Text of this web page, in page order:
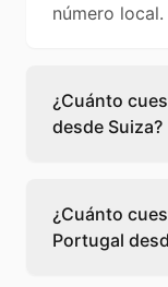
número local.
¿Cuánto
desde Suiza?
cuesta 0,25
el precio
sepas qué
¿Cuánto
Portugal